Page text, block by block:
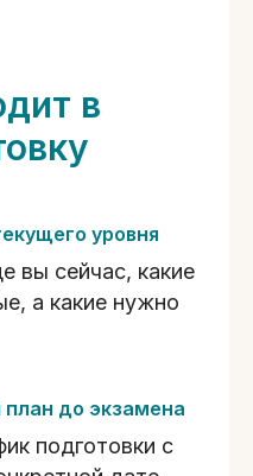
в
уровня
вы сейчас, какие
а какие нужно
до экзамена
подготовки с